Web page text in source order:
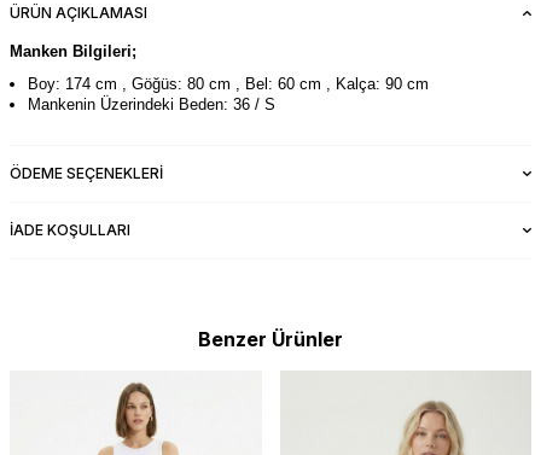
ÜRÜN AÇIKLAMASI
Manken Bilgileri;
Boy: 174 cm , Göğüs: 80 cm , Bel: 60 cm , Kalça: 90 cm
Mankenin Üzerindeki Beden: 36 / S
ÖDEME SEÇENEKLERI
İADE KOŞULLARI
Benzer Ürünler